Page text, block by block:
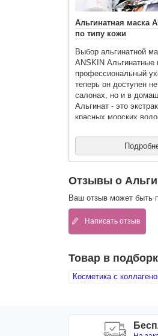
Альгинатная маска
по типу кожи
Выбор альгинатной
ANSKIN Альгинатные
профессиональный
теперь он доступен
салонах, но и в
Альгинат - это
красных морских
мере высыхания…
Отзывы о
Ваш отзыв может быть
Написать отзыв
Товар в
Косметика с